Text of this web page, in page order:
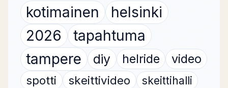
kotimainen
helsinki
2026
tapahtuma
tampere
diy helride video
spotti skeittivideo
skeittihalli